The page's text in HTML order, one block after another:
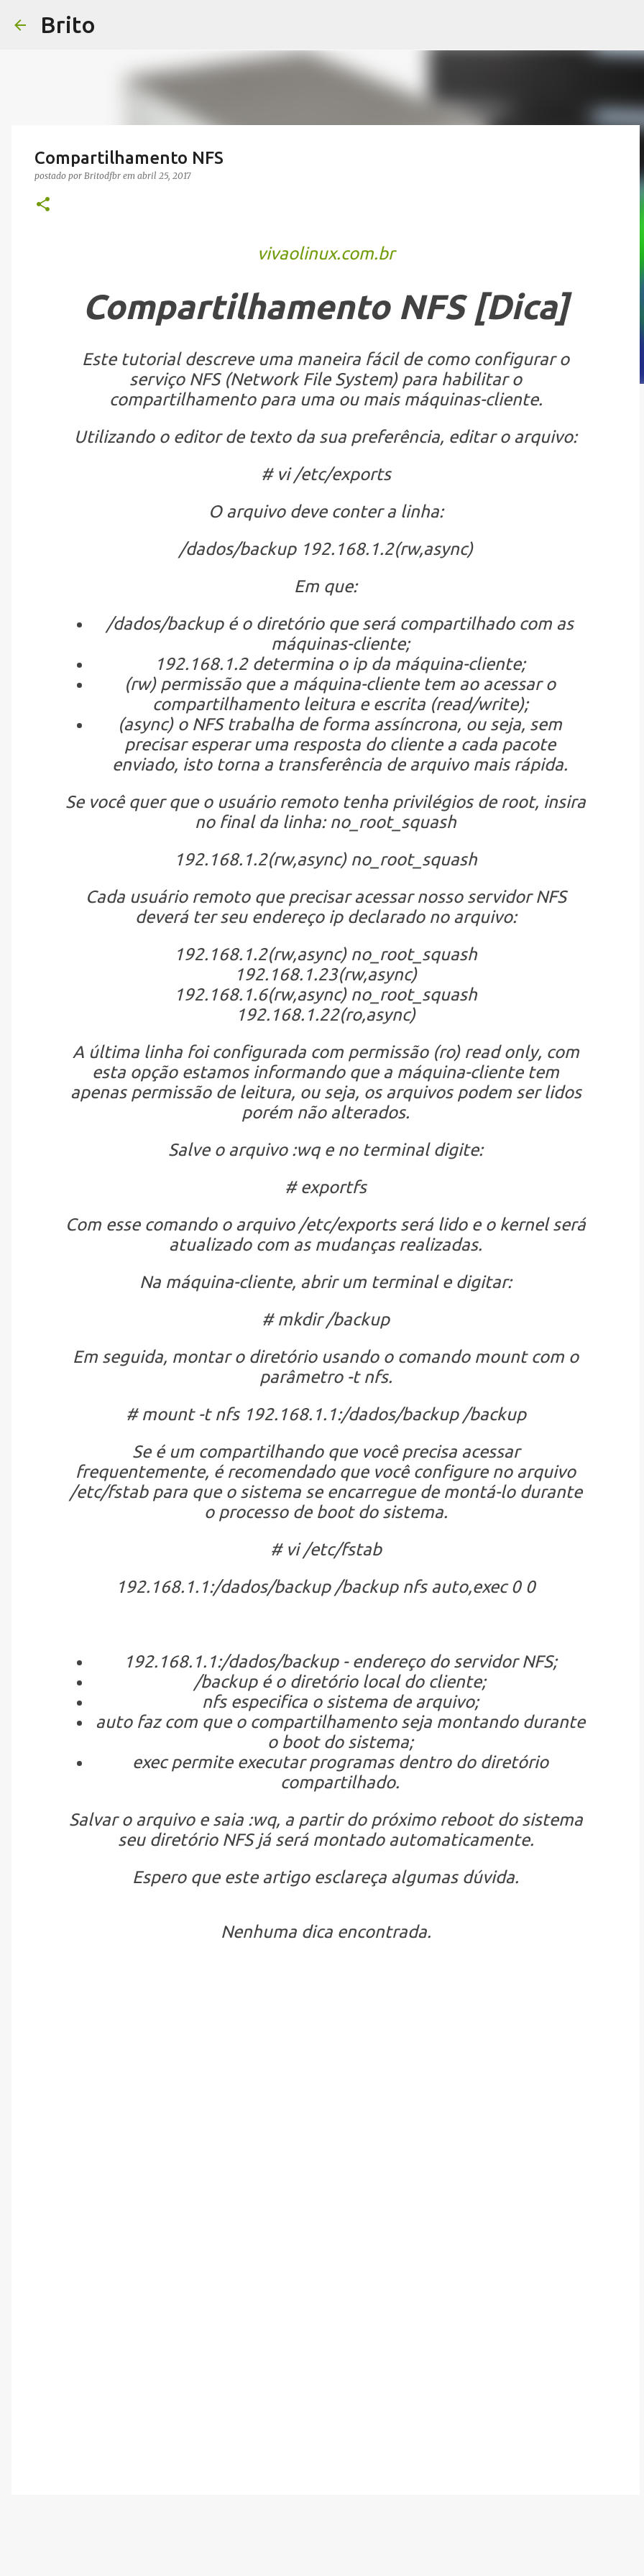
Brito
Compartilhamento NFS
postado por Britodfbr em abril 25, 2017
vivaolinux.com.br
Compartilhamento NFS [Dica]
Este tutorial descreve uma maneira fácil de como configurar o
serviço NFS (Network File System)para habilitar o
compartilhamento para uma ou mais máquinas-cliente.
Utilizando o editor de texto da sua preferência, editar o arquivo:
# vi /etc/exports
O arquivo deve conter a linha:
/dados/backup 192.168.1.2(rw,async)
Em que:
/dados/backup é o diretório que será compartilhado com as
máquinas-cliente;
192.168.1.2 determina o ip da máquina-cliente;
(rw) permissão que a máquina-cliente tem ao acessar o
compartilhamento leitura e escrita (read/write);
(async) o NFS trabalha de forma assíncrona, ou seja, sem
precisar esperar uma resposta do cliente a cada pacote
enviado, isto torna a transferência de arquivo mais rápida.
Se você quer que o usuário remoto tenha privilégios de root, insira
no final da linha: no_root_squash
192.168.1.2(rw,async) no_root_squash
Cada usuário remoto que precisar acessar nosso servidor NFS
deverá ter seu endereço ip declarado no arquivo:
192.168.1.2(rw,async) no_root_squash
192.168.1.23(rw,async)
192.168.1.6(rw,async) no_root_squash
192.168.1.22(ro,async)
A última linha foi configurada com permissão (ro) read only, com
esta opção estamos informando que a máquina-cliente tem
apenas permissão de leitura, ou seja, os arquivos podem ser lidos
porém não alterados.
Salve o arquivo :wq e no terminal digite:
# exportfs
Com esse comando o arquivo /etc/exports será lido e o kernel será
atualizado com as mudanças realizadas.
Na máquina-cliente, abrir um terminal e digitar:
# mkdir /backup
Em seguida, montar o diretório usando o comando mount com o
parâmetro -t nfs.
# mount -t nfs 192.168.1.1:/dados/backup /backup
Se é um compartilhando que você precisa acessar
frequentemente, é recomendado que você configure no arquivo
/etc/fstab para que o sistema se encarregue de montá-lo durante
o processo de boot do sistema.
# vi /etc/fstab
192.168.1.1:/dados/backup /backup nfs auto,exec 0 0
192.168.1.1:/dados/backup - endereço do servidor NFS;
/backup é o diretório local do cliente;
nfs especifica o sistema de arquivo;
auto faz com que o compartilhamento seja montando durante
o boot do sistema;
exec permite executar programas dentro do diretório
compartilhado.
Salvar o arquivo e saia :wq, a partir do próximo reboot do sistema
seu diretório NFS já será montado automaticamente.
Espero que este artigo esclareça algumas dúvida.
Nenhuma dica encontrada.